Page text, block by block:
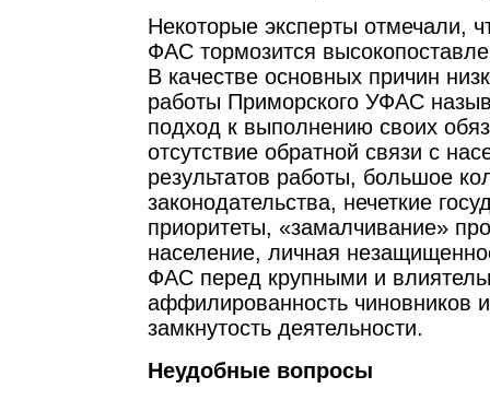
Некоторые эксперты отмечали,
ФАС тормозится
В качестве основных причин
работы Приморского УФАС
подход к выполнению своих
отсутствие обратной связи с
результатов работы, большое
законодательства, нечеткие
приоритеты, «замалчивание»
население, личная
ФАС перед крупными и
аффилированность чиновников
замкнутость деятельности.
Неудобные вопросы